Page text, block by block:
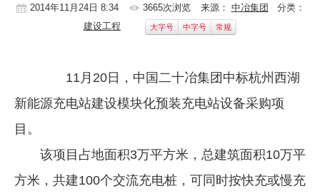
稀有稀土
镁钛
地矿 建设
党建工作
企业文化
2014年11月24日 8:34 3665次浏览 来源： 中冶集团 分类：
建设工程
大字号 中字号 常规
11月20日，中国二十冶集团中标杭州西湖
新能源充电站建设模块化预装充电站设备采购项
目。
该项目占地面积3万平方米，总建筑面积10万平
方米，共建100个交流充电桩，可同时按快充或慢充